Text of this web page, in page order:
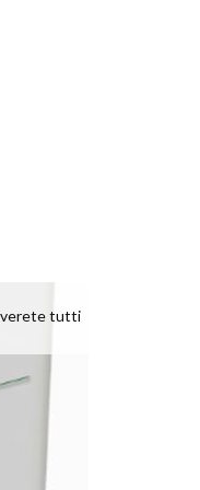
tutti